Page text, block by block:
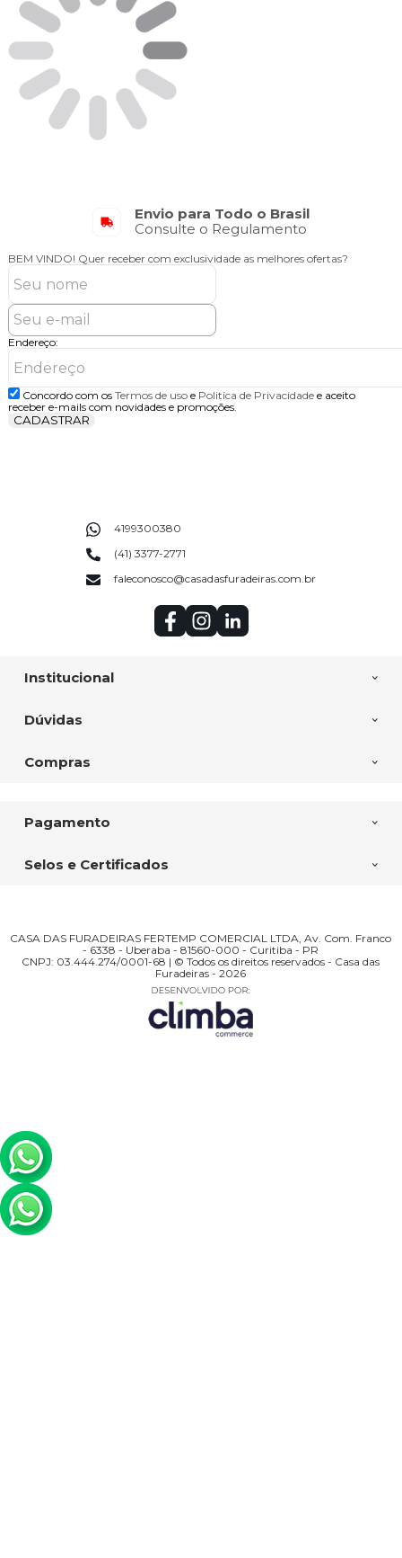
Envio para Todo o Brasil
Consulte o Regulamento
BEM VINDO! Quer receber com exclusividade as melhores ofertas?
Endereço:
Concordo com os Termos de usoe Politica de Privacidadee aceito
receber e-mails com novidades e promoções.
CADASTRAR
Institucional
Dúvidas
Compras
4199300380
(41) 3377-2771
faleconosco@casadasfuradeiras.com.br
Pagamento
Selos e Certificados
CASA DAS FURADEIRAS FERTEMP COMERCIAL LTDA, Av. Com. Franco
- 6338 - Uberaba - 81560-000 - Curitiba - PR
CNPJ: 03.444.274/0001-68 | © Todos os direitos reservados - Casa das
Furadeiras - 2026